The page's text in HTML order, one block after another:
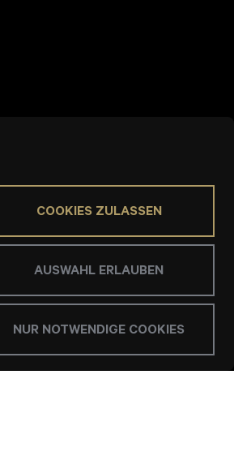
COOKIES ZULASSEN
AUSWAHL ERLAUBEN
NUR NOTWENDIGE COOKIES